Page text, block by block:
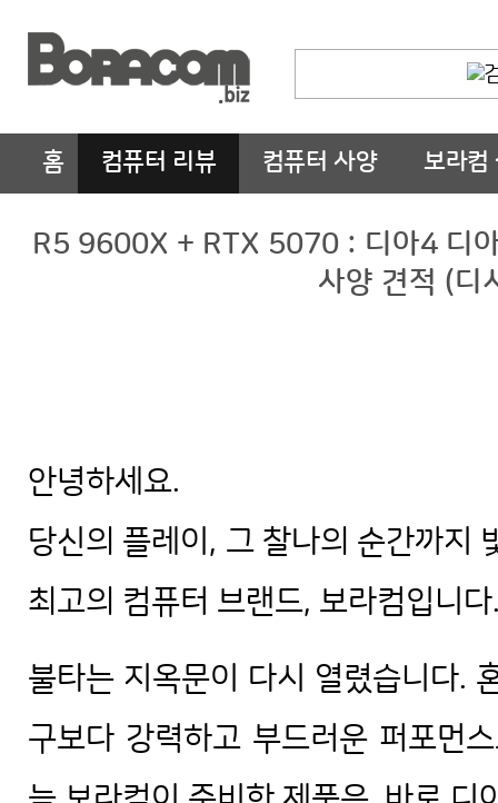
홈 컴퓨터 리뷰 컴퓨터 사양 보라컴
R5 9600X + RTX 5070 : 디아4 디
사양 견적 (디
안녕하세요.
당신의 플레이, 그 찰나의 순간까지
최고의 컴퓨터 브랜드, 보라컴입니
불타는 지옥문이 다시 열렸습니다.
구보다 강력하고 부드러운 퍼포먼